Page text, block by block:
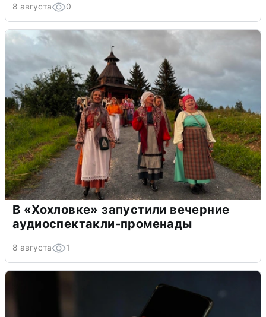
8 августа 0
В «Хохловке» запустили вечерние
аудиоспектакли-променады
8 августа 1